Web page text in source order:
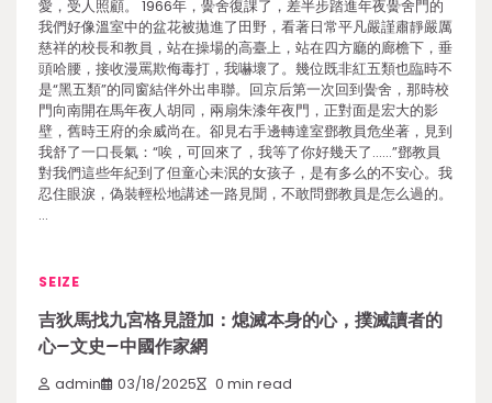
愛，受人照顧。 1966年，黌舍復課了，差半步踏進年夜黌舍門的
我們好像溫室中的盆花被拋進了田野，看著日常平凡嚴謹肅靜嚴厲
慈祥的校長和教員，站在操場的高臺上，站在四方廳的廊檐下，垂
頭哈腰，接收漫罵欺侮毒打，我嚇壞了。幾位既非紅五類也臨時不
是“黑五類”的同窗結伴外出串聯。回京后第一次回到黌舍，那時校
門向南開在馬年夜人胡同，兩扇朱漆年夜門，正對面是宏大的影
壁，舊時王府的余威尚在。卻見右手邊轉達室鄧教員危坐著，見到
我舒了一口長氣：“唉，可回來了，我等了你好幾天了……”鄧教員
對我們這些年紀到了但童心未泯的女孩子，是有多么的不安心。我
忍住眼淚，偽裝輕松地講述一路見聞，不敢問鄧教員是怎么過的。
…
SEIZE
吉狄馬找九宮格見證加：熄滅本身的心，撲滅讀者的
心–文史–中國作家網
admin 03/18/2025 0 min read